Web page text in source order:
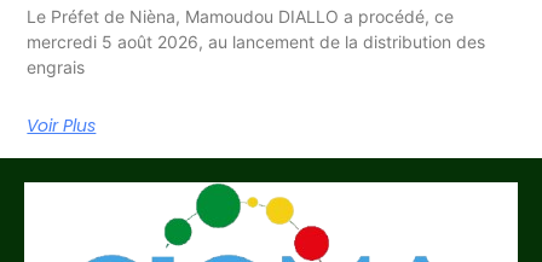
Le Préfet de Nièna, Mamoudou DIALLO a procédé, ce
mercredi 5 août 2026, au lancement de la distribution des
engrais
Voir Plus